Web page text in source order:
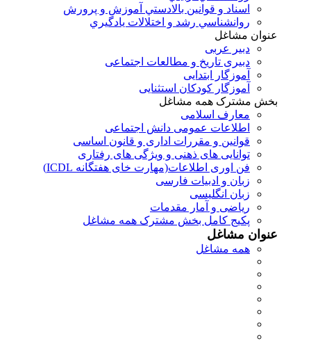
اسناد و قوانين بالادستي آموزش و پرورش
روانشناسي رشد و اختلالات يادگيري
عنوان مشاغل
دبير عربی
دبیری تاریخ و مطالعات اجتماعی
آموزگار ابتدایی
آموزگار کودکان استثنایی
بخش مشترک همه مشاغل
معارف اسلامی
اطلاعات عمومی دانش اجتماعی
قوانین و مقررات اداری و قانون اساسی
توانایی های ذهنی و ویژگی های رفتاری
فن اوری اطلاعات(مهارت خای هفتگانه ICDL)
زبان و ادبیات فارسی
زبان انگلیسی
ریاضی و آمار مقدمات
پکیج کامل بخش مشترک همه مشاغل
عنوان مشاغل
همه مشاغل